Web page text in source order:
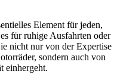
Element für jeden,
für ruhige Ausfahrten oder
nicht nur von der Expertise
sondern auch von
einhergeht.